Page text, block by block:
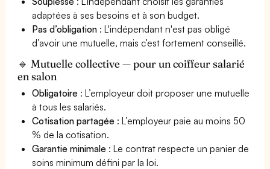
adaptées à ses besoins et à son budget.
Pas d’obligation : L'indépendant n'est pas obligé
d’avoir une mutuelle, mais c’est fortement conseillé.
🔹 Mutuelle collective — pour un coiffeur salarié
en salon
Obligatoire : L’employeur doit proposer une mutuelle
à tous les salariés.
Cotisation partagée : L’employeur paie au moins 50
% de la cotisation.
Garantie minimale : Le contrat respecte un panier de
soins minimum défini par la loi.